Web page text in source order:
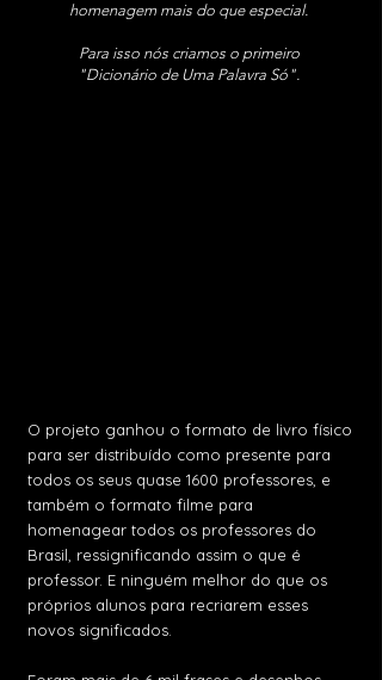
homenagem mais do que especial.
Para isso nós criamos o primeiro
"Dicionário de Uma Palavra Só".
O projeto ganhou o formato de livro físico
para ser distribuído como presente para
todos os seus quase 1600 professores, e
também o formato filme para
homenagear todos os professores do
Brasil, ressignificando assim o que é
professor. E ninguém melhor do que os
próprios alunos para recriarem esses
novos significados.